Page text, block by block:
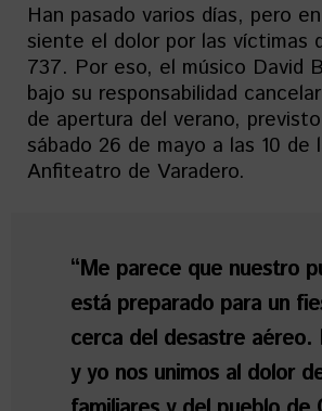
Han pasado varios días, pero
siente el dolor por las víctimas
737. Por eso, el músico David
bajo su responsabilidad
de apertura del verano,
sábado 26 de mayo a las 10 de
Anfiteatro de Varadero.
“Me parece que nuestro
está preparado para un
cerca del desastre aéreo.
y yo nos unimos al dolor